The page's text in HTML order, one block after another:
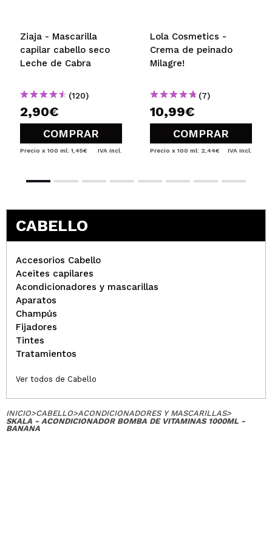
Ziaja - Mascarilla
capilar cabello seco
Leche de Cabra
(120)
2,90€
COMPRAR
Precio x 100 ml: 1,45€ IVA Incl.
Lola Cosmetics -
Crema de peinado
Milagre!
(7)
10,99€
COMPRAR
Precio x 100 ml: 2,44€ IVA Incl.
CABELLO
Accesorios Cabello
Aceites capilares
Acondicionadores y mascarillas
Aparatos
Champús
Fijadores
Tintes
Tratamientos
Ver todos de Cabello
INICIO>CABELLO>ACONDICIONADORES Y MASCARILLAS>
SKALA - ACONDICIONADOR BOMBA DE VITAMINAS 1000ML -
BANANA